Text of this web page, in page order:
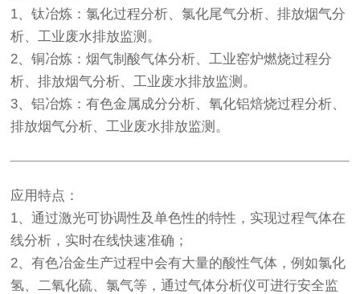
1、钛冶炼：氯化过程分析、氯化尾气分析、排放烟气分
析、工业废水排放监测。
2、铜冶炼：烟气制酸气体分析、工业窑炉燃烧过程分
析、排放烟气分析、工业废水排放监测。
3、铝冶炼：有色金属成分分析、氧化铝焙烧过程分析、
排放烟气分析、工业废水排放监测。
应用特点 ：
1、通过激光可协调性及单色性的特性，实现过程气体在
线分析，实时在线快速准确；
2、有色冶金生产过程中会有大量的酸性气体，例如氯化
氢、二氧化硫、氯气等，通过气体分析仪可进行安全监